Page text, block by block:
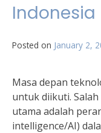
Indonesia
Posted on January 2,
Masa depan
untuk diikuti.
utama adalah
intelligence/AI)